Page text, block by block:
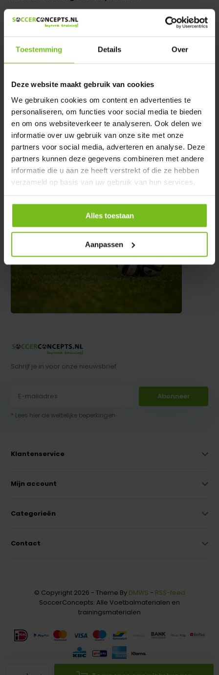
Toestemming Details Over
Deze website maakt gebruik van cookies
We gebruiken cookies om content en advertenties te
personaliseren, om functies voor social media te bieden
en om ons websiteverkeer te analyseren. Ook delen we
informatie over uw gebruik van onze site met onze
partners voor social media, adverteren en analyse. Deze
partners kunnen deze gegevens combineren met andere
informatie die u aan ze heeft verstrekt of die ze hebben
verzameld op basis van uw gebruik van hun services.
Alles toestaan
Aanpassen
We helpen u graag met meer informatie
Verstuur email
Productomschrijving
Reviews
Delen
Schrijf je in voor onze nieuwsbrief
Abonneer
* Lees hier de wettelijke beperkingen
Klantenservice
Mijn account
Categorieën
Contact
© Copyright 2026 - Theme By DMWS - RSS-feed
SoccerConcepts: Alle Voetbalmaterialen en
trainingsmaterialen